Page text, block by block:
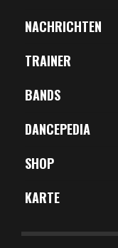
NACHRICHTEN
TRAINER
BANDS
DANCEPEDIA
SHOP
KARTE